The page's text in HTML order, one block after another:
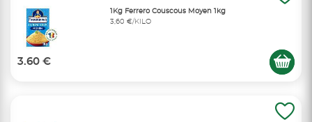
1Kg Ferrero Couscous Moyen 1kg
3,60 €/KILO
3.60 €